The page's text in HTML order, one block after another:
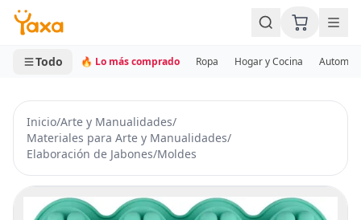
MINI CARRITO
0 productos
Todo 🔥 Lo más comprado Ropa Hogar y Cocina
Inicio/Arte y Manualidades/
Materiales para Arte y Manualidades/
Elaboración de Jabones/Moldes